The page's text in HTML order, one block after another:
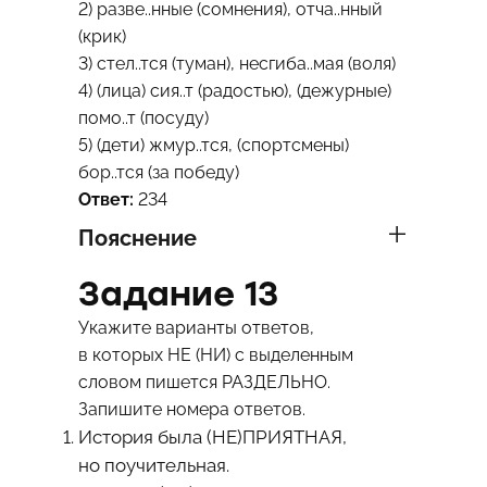
2) разве..нные (сомнения), отча..нный
(крик)
3) стел..тся (туман), несгиба..мая (воля)
4) (лица) сия..т (радостью), (дежурные)
помо..т (посуду)
5) (дети) жмур..тся, (спортсмены)
бор..тся (за победу)
Ответ: 234
Пояснение
Задание 13
Укажите варианты ответов,
в которых НЕ (НИ) с выделенным
словом пишется РАЗДЕЛЬНО.
Запишите номера ответов.
История была (НЕ)ПРИЯТНАЯ,
но поучительная.